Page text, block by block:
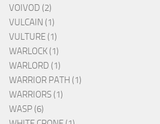
VOIVOD (2)
VULCAIN (1)
VULTURE (1)
WARLOCK (1)
WARLORD (1)
WARRIOR PATH (1)
WARRIORS (1)
WASP (6)